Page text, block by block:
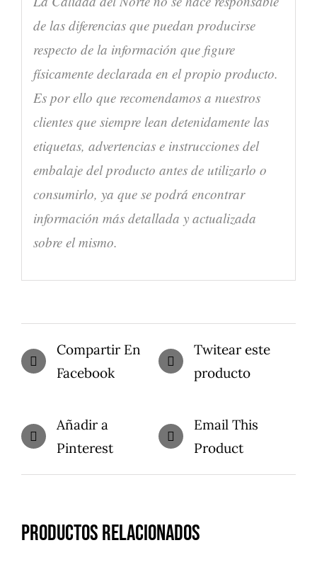
de las diferencias que puedan producirse
respecto de la información que figure
físicamente declarada en el propio producto.
Es por ello que recomendamos a nuestros
clientes que siempre lean detenidamente las
etiquetas, advertencias e instrucciones del
embalaje del producto antes de utilizarlo o
consumirlo, ya que se podrá encontrar
información más detallada y actualizada
sobre el mismo.
Compartir En
Facebook
Twitear este
producto
Añadir a
Pinterest
Email This
Product
Productos relacionados